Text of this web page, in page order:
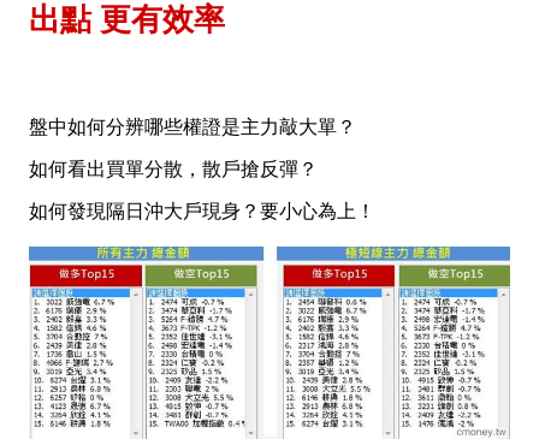
出點 更有效率
盤中如何分辨哪些權證是主力敲大單？
如何看出買單分散，散戶搶反彈？
如何發現隔日沖大戶現身？要小心為上！